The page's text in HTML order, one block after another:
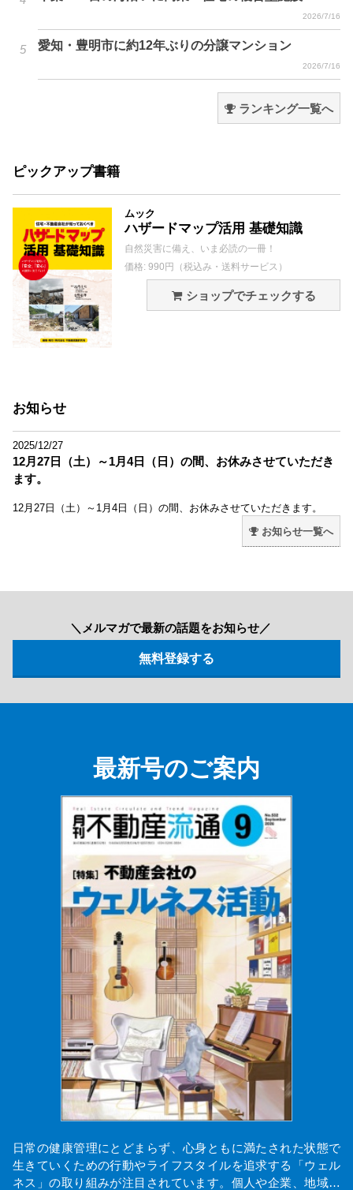
2026/7/16
愛知・豊明市に約12年ぶりの分譲マンション
2026/7/16
ランキング一覧へ
ピックアップ書籍
ムック
ハザードマップ活用 基礎知識
自然災害に備え、いま必読の一冊！
価格: 990円（税込み・送料サービス）
ショップでチェックする
お知らせ
2025/12/27
12月27日（土）～1月4日（日）の間、お休みさせていただき
ます。
12月27日（土）～1月4日（日）の間、お休みさせていただきます。
お知らせ一覧へ
＼メルマガで最新の話題をお知らせ／
最新号のご案内
日常の健康管理にとどまらず、心身ともに満たされた状態で
生きていくための行動やライフスタイルを追求する「ウェル
ネス」の取り組みが注目されています。個人や企業、地域…